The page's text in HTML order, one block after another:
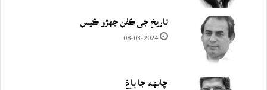
تاريخ جي ڪفن جھڙو ڪيس
08-03-2024
چانهه جا باغ